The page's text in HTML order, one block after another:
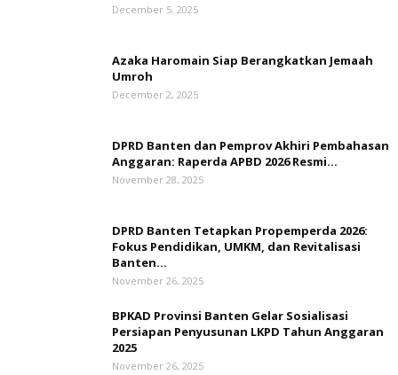
December 5, 2025
Azaka Haromain Siap Berangkatkan Jemaah
Umroh
December 2, 2025
DPRD Banten dan Pemprov Akhiri Pembahasan
Anggaran: Raperda APBD 2026 Resmi...
November 28, 2025
DPRD Banten Tetapkan Propemperda 2026:
Fokus Pendidikan, UMKM, dan Revitalisasi
Banten...
November 26, 2025
BPKAD Provinsi Banten Gelar Sosialisasi
Persiapan Penyusunan LKPD Tahun Anggaran
2025
November 26, 2025